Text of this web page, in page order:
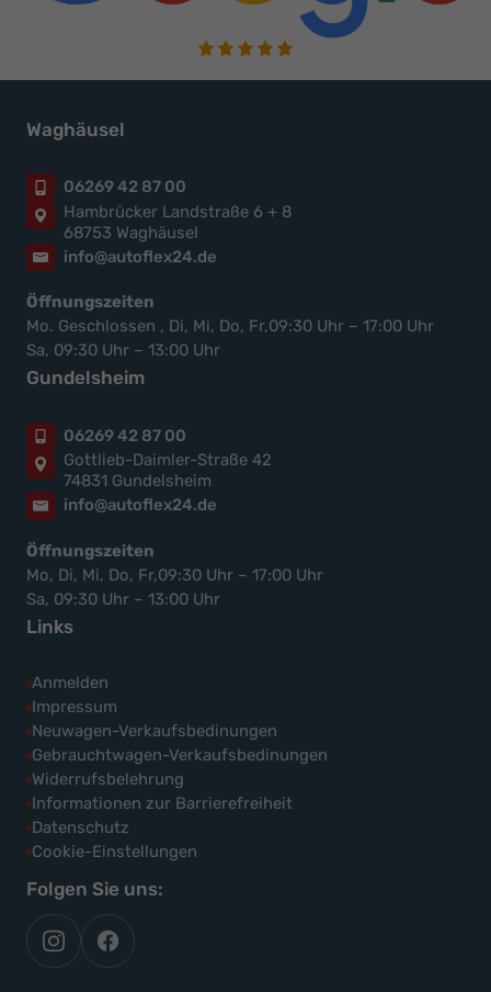
Waghäusel
06269 42 87 00
Hambrücker Landstraße 6 + 8
68753 Waghäusel
info@autoflex24.de
Öffnungszeiten
Mo. Geschlossen , Di, Mi, Do, Fr,09:30 Uhr – 17:00 Uhr
Sa, 09:30 Uhr – 13:00 Uhr
Gundelsheim
06269 42 87 00
Gottlieb-Daimler-Straße 42
74831 Gundelsheim
info@autoflex24.de
Öffnungszeiten
Mo, Di, Mi, Do, Fr,09:30 Uhr – 17:00 Uhr
Sa, 09:30 Uhr – 13:00 Uhr
Links
Anmelden
Impressum
Neuwagen-Verkaufsbedinungen
Gebrauchtwagen-Verkaufsbedinungen
Widerrufsbelehrung
Informationen zur Barrierefreiheit
Datenschutz
Cookie-Einstellungen
Folgen Sie uns:
autoflex
auf
autoflex24
auf